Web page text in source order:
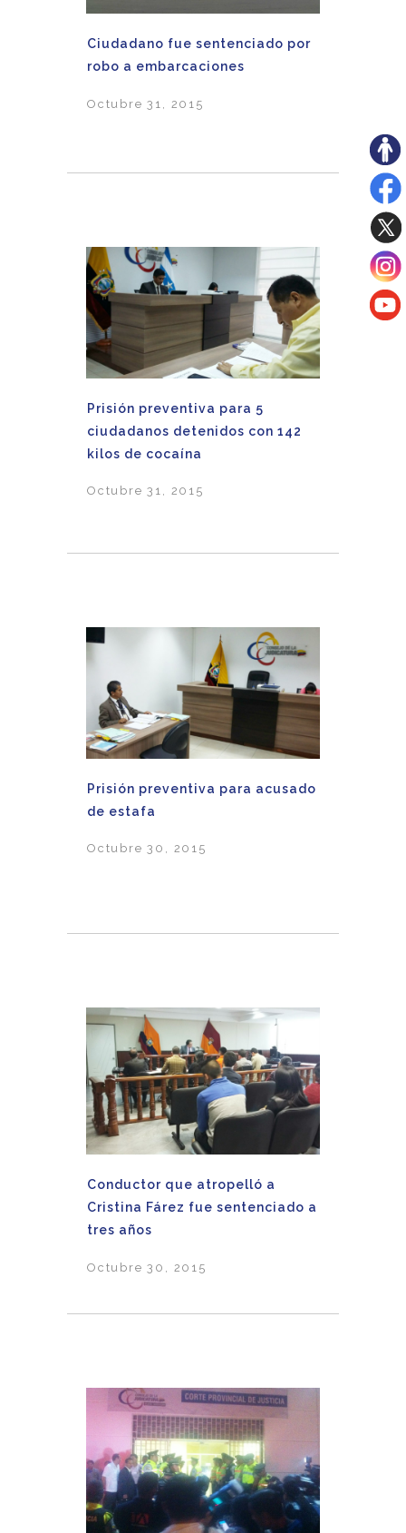
Ciudadano fue sentenciado por
robo a embarcaciones
Octubre 31, 2015
Prisión preventiva para 5
ciudadanos detenidos con 142
kilos de cocaína
Octubre 31, 2015
Prisión preventiva para acusado
de estafa
Octubre 30, 2015
Conductor que atropelló a
Cristina Fárez fue sentenciado a
tres años
Octubre 30, 2015